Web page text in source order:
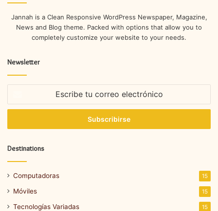
Jannah is a Clean Responsive WordPress Newspaper, Magazine,
News and Blog theme. Packed with options that allow you to
completely customize your website to your needs.
Newsletter
correo
Destinations
Computadoras 15
Móviles 15
Tecnologías Variadas 15